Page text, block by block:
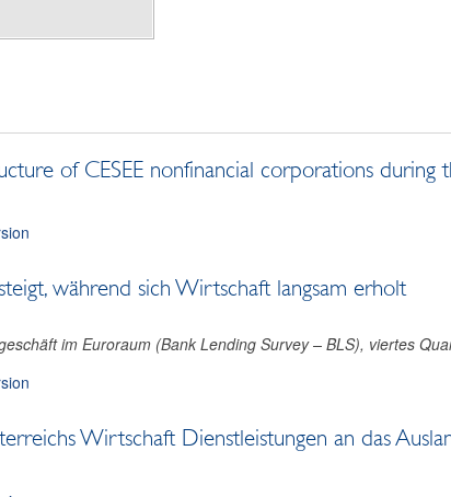
of CESEE nonfinancial corporations during
während sich Wirtschaft langsam erholt
im Euroraum (Bank Lending Survey – BLS), viertes
Wirtschaft Dienstleistungen an das